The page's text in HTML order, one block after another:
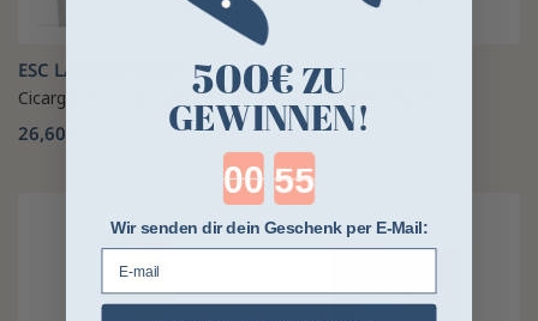
ESC LABORATOIRE
Cicargile ESC Laboratoire
26,60 €
ALLIANCE EQUINE
Savonil Allianz Equin
ab 20,83 €
500€ ZU
GEWINNEN!
Countdown ends in:
Wir senden dir dein Geschenk per E-Mail: